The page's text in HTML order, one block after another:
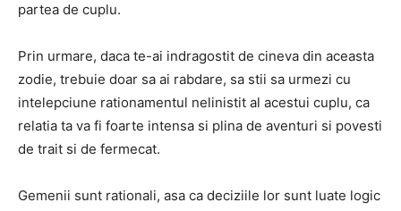
partea de cuplu.
Prin urmare, daca te-ai indragostit de cineva din aceasta
zodie, trebuie doar sa ai rabdare, sa stii sa urmezi cu
intelepciune rationamentul nelinistit al acestui cuplu, ca
relatia ta va fi foarte intensa si plina de aventuri si povesti
de trait si de fermecat.
Gemenii sunt rationali, asa ca deciziile lor sunt luate logic